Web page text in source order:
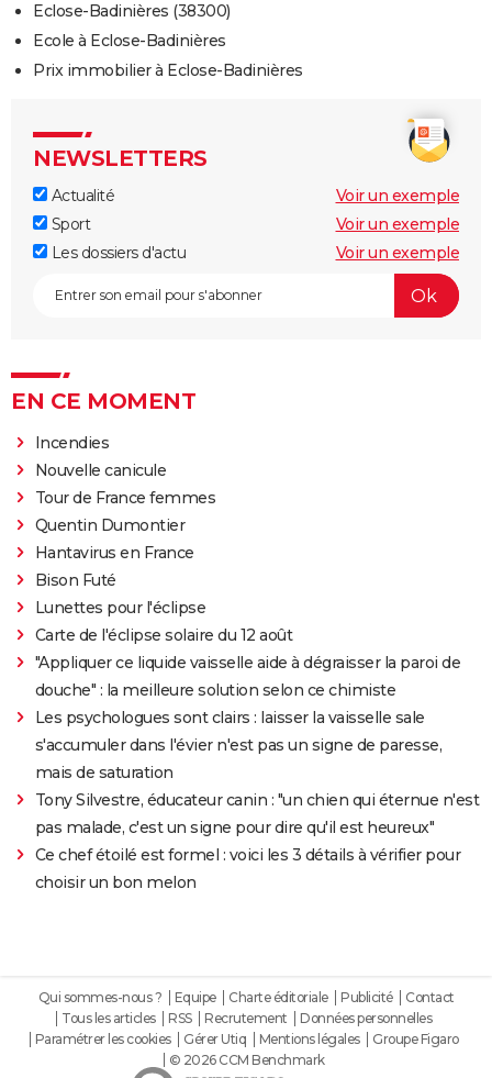
Eclose-Badinières (38300)
Ecole à Eclose-Badinières
Prix immobilier à Eclose-Badinières
NEWSLETTERS
Actualité
Voir un exemple
Sport
Voir un exemple
Les dossiers d'actu
Voir un exemple
EN CE MOMENT
Incendies
Nouvelle canicule
Tour de France femmes
Quentin Dumontier
Hantavirus en France
Bison Futé
Lunettes pour l'éclipse
Carte de l'éclipse solaire du 12 août
"Appliquer ce liquide vaisselle aide à dégraisser la paroi de
douche" : la meilleure solution selon ce chimiste
Les psychologues sont clairs : laisser la vaisselle sale
s'accumuler dans l'évier n'est pas un signe de paresse,
mais de saturation
Tony Silvestre, éducateur canin : "un chien qui éternue n'est
pas malade, c'est un signe pour dire qu'il est heureux"
Ce chef étoilé est formel : voici les 3 détails à vérifier pour
choisir un bon melon
Qui sommes-nous ? Equipe Charte éditoriale Publicité
Contact
Tous les articles
RSS Recrutement
Données personnelles
Paramétrer les cookies
Gérer Utiq Mentions légales
Groupe Figaro
© 2026 CCM Benchmark